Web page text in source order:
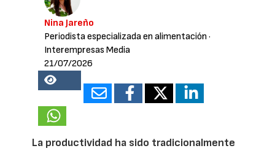
Nina Jareño
Periodista especializada en alimentación ·
Interempresas Media
21/07/2026
18935
La productividad ha sido tradicionalmente